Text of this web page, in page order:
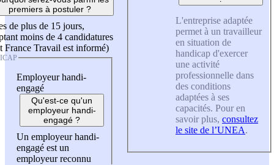
premiers à postuler ?
de plus de 15 jours,
moins de 4 candidatures
France Travail est informé)
Employeur handi-
engagé
Qu'est-ce qu'un
employeur handi-
engagé ?
Un employeur handi-
engagé est un
employeur reconnu
L'entreprise adaptée
permet à un travailleur
en situation de
handicap d'exercer
une activité
professionnelle dans
des conditions
adaptées à ses
capacités. Pour en
savoir plus, consultez
le site de l’UNEA.